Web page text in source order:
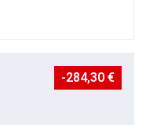
-284,30 €